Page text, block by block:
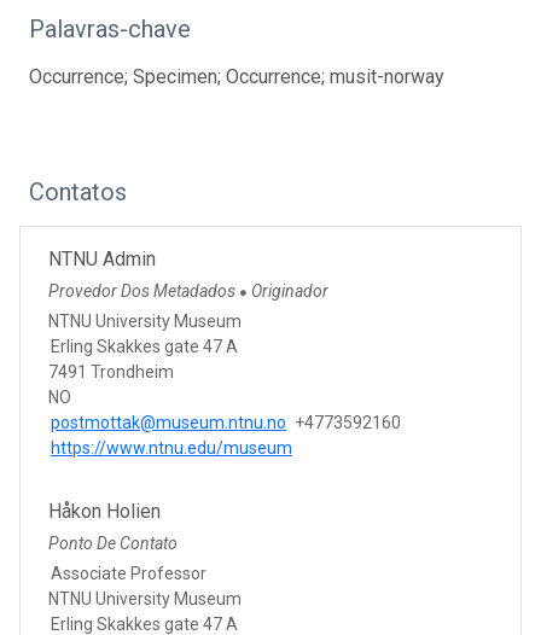
Palavras-chave
Occurrence; Specimen; Occurrence; musit-norway
Contatos
NTNU Admin
Provedor Dos Metadados ● Originador
NTNU University Museum
Erling Skakkes gate 47 A
7491 Trondheim
NO
postmottak@museum.ntnu.no +4773592160
https://www.ntnu.edu/museum
Håkon Holien
Ponto De Contato
Associate Professor
NTNU University Museum
Erling Skakkes gate 47 A